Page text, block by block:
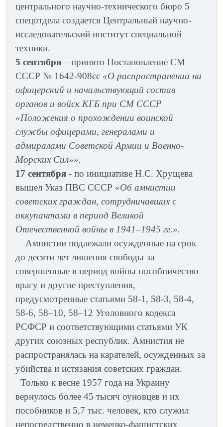
центрального научно-технического бюро 5
спецотдела создается Центральный научно-
исследовательский институт специальной
техники.
5 сентября – принято Постановление СМ
СССР № 1642-908сс «О распространении на
офицерский и начальствующий состав
органов и войск КГБ при СМ СССР
«Положения о прохождении воинской
службы офицерами, генералами и
адмиралами Советской Армии и Военно-
Морских Сил»».
17 сентября - по инициативе Н.С. Хрущева
вышел Указ ПВС СССР «Об амнистии
советских граждан, сотрудничавших с
оккупантами в период Великой
Отечественной войны в 1941–1945 гг.».
Амнистии подлежали осужденные на срок
до десяти лет лишения свободы за
совершенные в период войны пособничество
врагу и другие преступления,
предусмотренные статьями 58-1, 58-3, 58-4,
58-6, 58–10, 58–12 Уголовного кодекса
РСФСР и соответствующими статьями УК
других союзных республик. Амнистия не
распространялась на карателей, осужденных за
убийства и истязания советских граждан.
Только к весне 1957 года на Украину
вернулось более 45 тысяч оуновцев и их
пособников и 5,7 тыс. человек, кто служил
непосредственно в немецко-фашистских